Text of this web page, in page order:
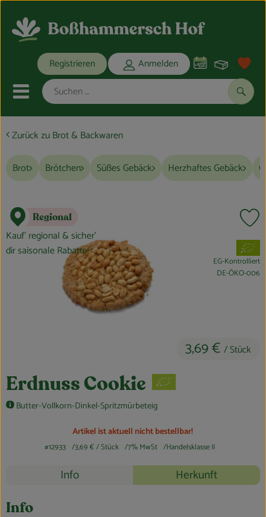
Registrieren Anmelden
Mobiles Menu öffnen oder
Bio-Kochkisten
THEMENWELTEN
ANGEBOTE
REGIONALES
Obst & Gemüse
Getränke
Kosmetik
Haus, Garten & Co.
So geht’s
Über uns
Zurück zu Brot & Backwaren
Brot Brötchen Süßes Gebäck Herzhaftes Gebäck
Erdnuss Cookie
Butter-Vollkorn-Dinkel-Spritzmürbeteig
3,69 € / Stück
Regional
Kauf’ regional & sicher’
dir saisonale Rabatte!
, Verband:
EG-Kontrolliert
, Kontrollstelle:
DE-ÖKO-006
Artikel ist aktuell nicht bestellbar!
#12933 3,69 €/ Stück 7% MwSt Handelsklasse II
Rezepte
Info Herkunft
Info